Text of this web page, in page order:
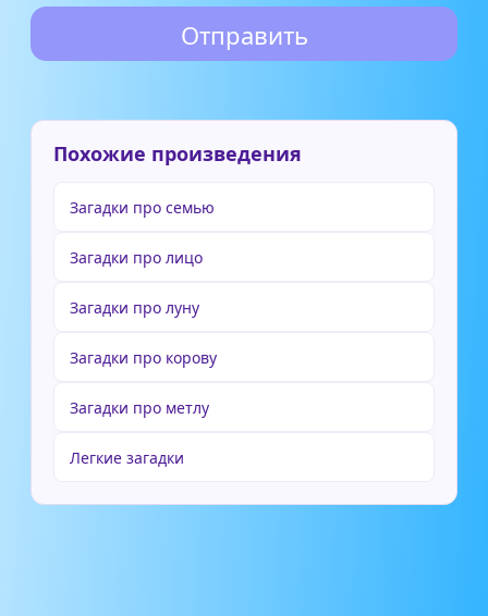
Похожие произведения
Загадки про семью
Загадки про лицо
Загадки про луну
Загадки про корову
Загадки про метлу
Легкие загадки